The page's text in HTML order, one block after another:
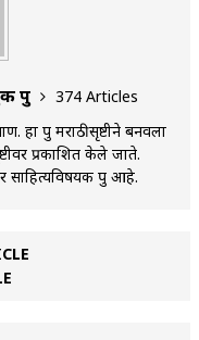
374 Articles
हा ग्रुप मराठीसृष्टीने बनवला
प्रकाशित केले जाते.
ग्रुप आहे.